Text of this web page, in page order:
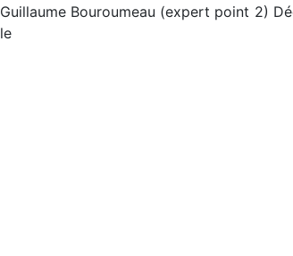
Guillaume Bouroumeau (expert point 2)
le